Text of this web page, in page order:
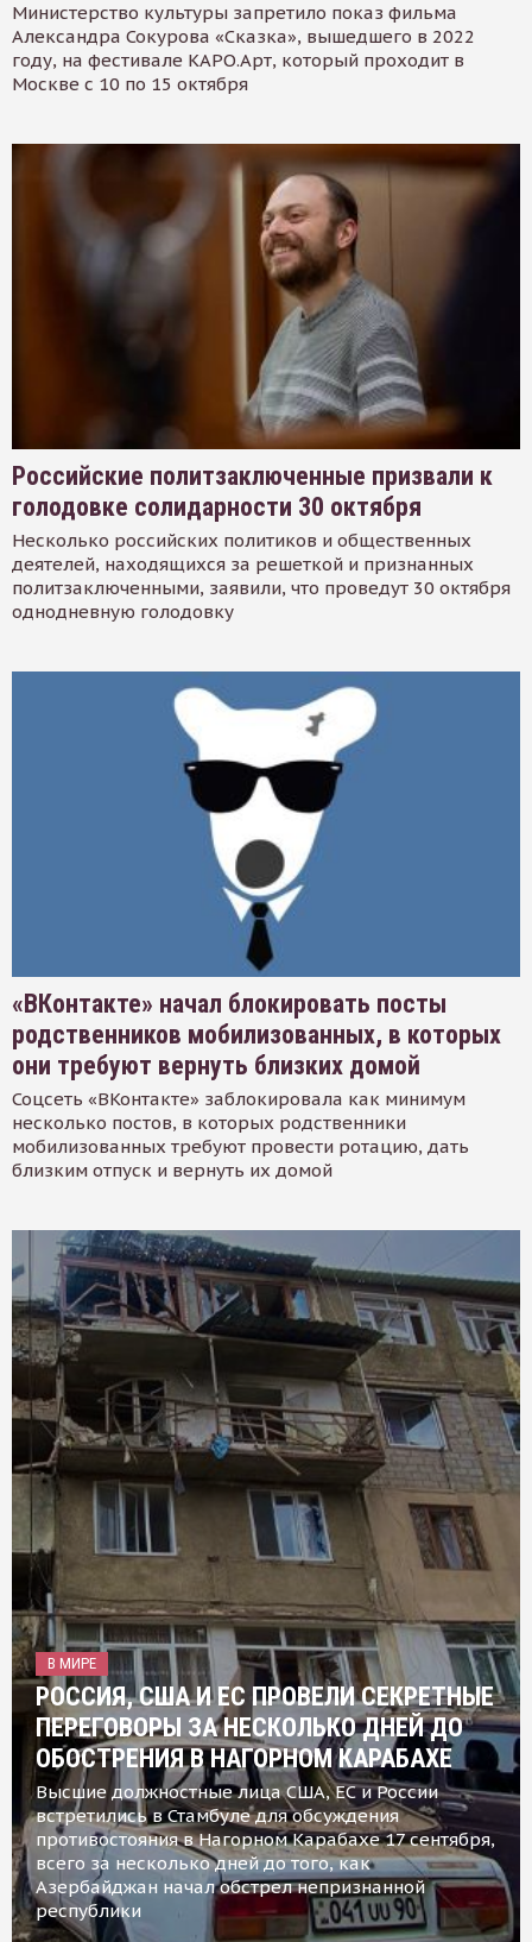
Министерство культуры запретило показ фильма
Александра Сокурова «Сказка», вышедшего в 2022
году, на фестивале КАРО.Арт, который проходит в
Москве с 10 по 15 октября
Российские политзаключенные призвали к
голодовке солидарности 30 октября
Несколько российских политиков и общественных
деятелей, находящихся за решеткой и признанных
политзаключенными, заявили, что проведут 30 октября
однодневную голодовку
«ВКонтакте» начал блокировать посты
родственников мобилизованных, в которых
они требуют вернуть близких домой
Соцсеть «ВКонтакте» заблокировала как минимум
несколько постов, в которых родственники
мобилизованных требуют провести ротацию, дать
близким отпуск и вернуть их домой
В МИРЕ
РОССИЯ, США И ЕС ПРОВЕЛИ СЕКРЕТНЫЕ
ПЕРЕГОВОРЫ ЗА НЕСКОЛЬКО ДНЕЙ ДО
ОБОСТРЕНИЯ В НАГОРНОМ КАРАБАХЕ
Высшие должностные лица США, ЕС и России
встретились в Стамбуле для обсуждения
противостояния в Нагорном Карабахе 17 сентября,
всего за несколько дней до того, как
Азербайджан начал обстрел непризнанной
республики